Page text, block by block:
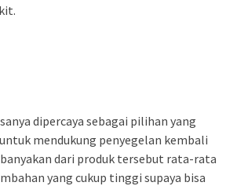
dipercaya sebagai pilihan yang
mendukung penyegelan kembali
dari produk tersebut rata-rata
yang cukup tinggi supaya bisa